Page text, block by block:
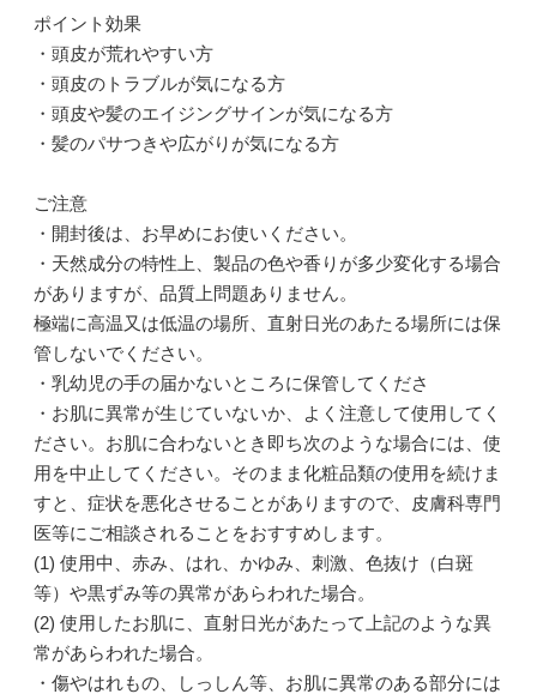
ポイント効果
・頭皮が荒れやすい方
・頭皮のトラブルが気になる方
・頭皮や髪のエイジングサインが気になる方
・髪のパサつきや広がりが気になる方
ご注意
・開封後は、お早めにお使いください。
・天然成分の特性上、製品の色や香りが多少変化する場合
がありますが、品質上問題ありません。
極端に高温又は低温の場所、直射日光のあたる場所には保
管しないでください。
・乳幼児の手の届かないところに保管してくださ
・お肌に異常が生じていないか、よく注意して使用してく
ださい。お肌に合わないとき即ち次のような場合には、使
用を中止してください。そのまま化粧品類の使用を続けま
すと、症状を悪化させることがありますので、皮膚科専門
医等にご相談されることをおすすめします。
(1) 使用中、赤み、はれ、かゆみ、刺激、色抜け（白斑
等）や黒ずみ等の異常があらわれた場合。
(2) 使用したお肌に、直射日光があたって上記のような異
常があらわれた場合。
・傷やはれもの、しっしん等、お肌に異常のある部分には